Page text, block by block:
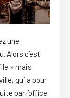
une
Alors c’est
» mais
qui a pour
par l’office